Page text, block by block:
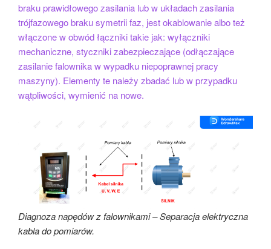
braku prawidłowego zasilania lub w układach zasilania
trójfazowego braku symetrii faz, jest okablowanie albo też
włączone w obwód łączniki takie jak: wyłączniki
mechaniczne, styczniki zabezpieczające (odłączające
zasilanie falownika w wypadku niepoprawnej pracy
maszyny). Elementy te należy zbadać lub w przypadku
wątpliwości, wymienić na nowe.
Diagnoza napędów z falownikami – Separacja elektryczna
kabla do pomiarów.